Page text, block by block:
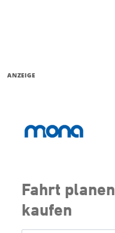
ANZEIGE